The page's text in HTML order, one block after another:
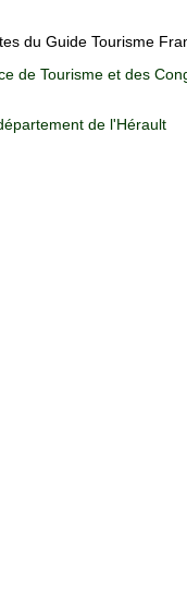
du Guide Tourisme
de Tourisme et des
de l'Hérault